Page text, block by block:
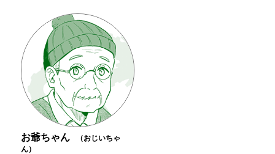
お爺ちゃん
（おじいちゃ
ん）